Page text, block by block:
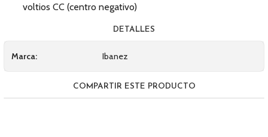
voltios CC (centro negativo)
DETALLES
Marca: Ibanez
COMPARTIR ESTE PRODUCTO